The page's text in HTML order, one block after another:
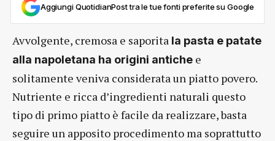
Aggiungi QuotidianPost tra le tue fonti preferite su Google
Avvolgente, cremosa e saporita la pasta e patate
alla napoletana ha origini antiche e
solitamente veniva considerata un piatto povero.
Nutriente e ricca d’ingredienti naturali questo
tipo di primo piatto è facile da realizzare, basta
seguire un apposito procedimento ma soprattutto